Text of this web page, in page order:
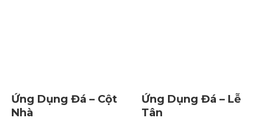
Ứng Dụng Đá – Cột
Nhà
Ứng Dụng Đá – Lễ
Tân